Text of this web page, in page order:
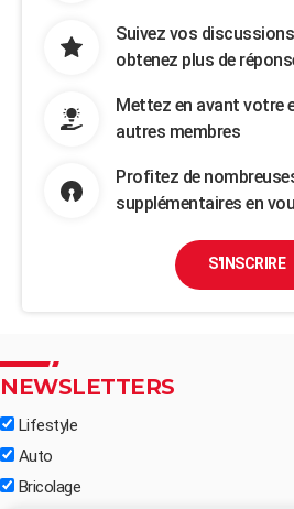
Suivez vos
obtenez plus de
Mettez en avant votre
autres membres
Profitez de
supplémentaires en
S'INSCRIRE
NEWSLETTERS
Lifestyle
Auto
Bricolage